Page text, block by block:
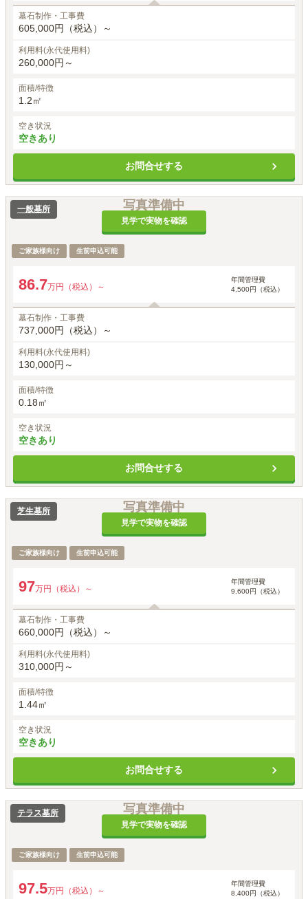
墓石制作・工事費
605,000円（税込）～
利用料(永代使用料)
260,000円～
面積/特徴
1.2㎡
空き状況
空きあり
お問合せする
写真準備中
見学で実物を確認
一般墓所
ご家族様向け 生前申込可能
86.7万円（税込）～
年間管理費
4,500円（税込）
墓石制作・工事費
737,000円（税込）～
利用料(永代使用料)
130,000円～
面積/特徴
0.18㎡
空き状況
空きあり
お問合せする
写真準備中
見学で実物を確認
芝生墓所
ご家族様向け 生前申込可能
97万円（税込）～
年間管理費
9,600円（税込）
墓石制作・工事費
660,000円（税込）～
利用料(永代使用料)
310,000円～
面積/特徴
1.44㎡
空き状況
空きあり
お問合せする
写真準備中
見学で実物を確認
テラス墓所
ご家族様向け 生前申込可能
97.5万円（税込）～
年間管理費
8,400円（税込）